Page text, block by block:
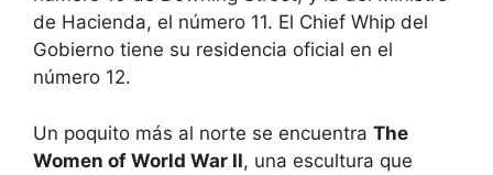
de Hacienda, el número 11. El Chief Whip del
Gobierno tiene su residencia oficial en el
número 12.
Un poquito más al norte se encuentra The
Women of World War II, una escultura que